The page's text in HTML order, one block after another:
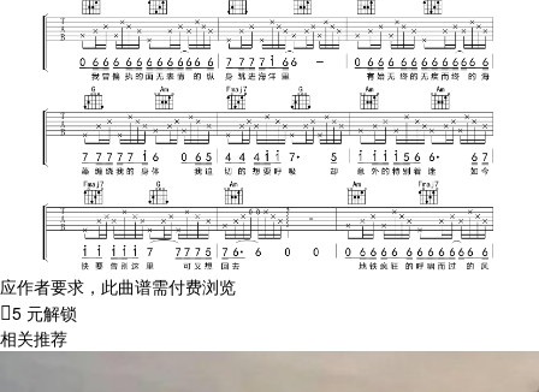
应作者要求，此曲谱需付费浏览
5 元解锁
相关推荐